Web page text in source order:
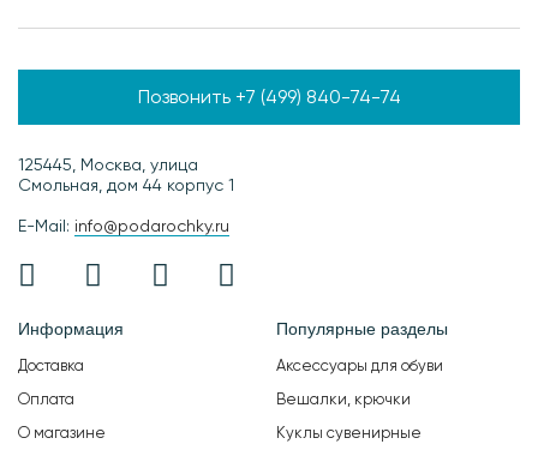
Позвонить +7 (499) 840-74-74
125445, Москва, улица
Смольная, дом 44 корпус 1
E-Mail: info@podarochky.ru
Информация
Доставка
Оплата
О магазине
Популярные разделы
Аксессуары для обуви
Вешалки, крючки
Куклы сувенирные